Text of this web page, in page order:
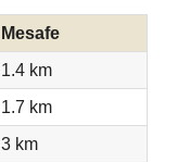
Mesafe
1.4 km
1.7 km
3 km